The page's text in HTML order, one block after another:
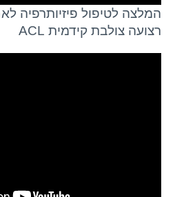
המלצה לטיפול פיזיותרפיה
רצועה צולבת קידמית ACL